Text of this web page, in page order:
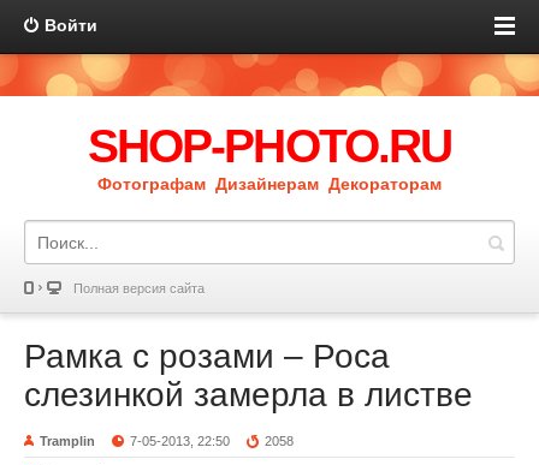
Войти
SHOP-PHOTO.RU
Фотографам Дизайнерам Декораторам
Полная версия сайта
Рамка с розами – Роса
слезинкой замерла в листве
Tramplin 7-05-2013, 22:50 2058